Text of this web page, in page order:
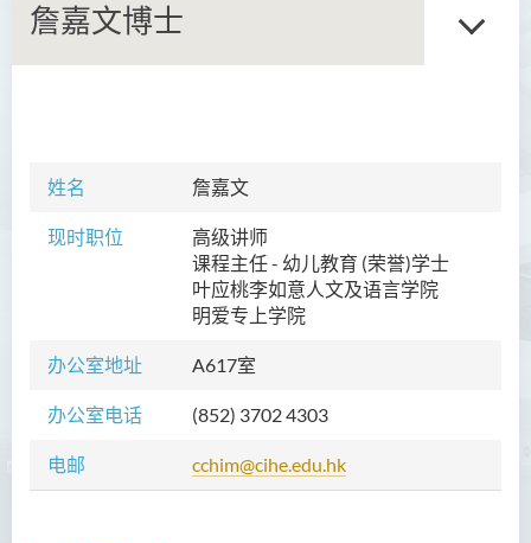
詹嘉文博士
姓名 詹嘉文
现时职位
高级讲师
课程主任 - 幼儿教育 (荣誉)学士
叶应桃李如意人文及语言学院
明爱专上学院
办公室地址 A617室
办公室电话 (852) 3702 4303
电邮 cchim@cihe.edu.hk
院长的话
课程概览
教职员
英冠球博士
王淑雯博士
黄炳蔚博士